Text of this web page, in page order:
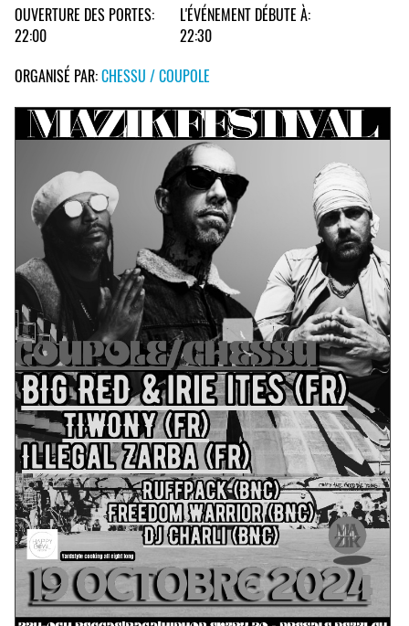
OUVERTURE DES PORTES:
22:00
L'ÉVÉNEMENT DÉBUTE À:
22:30
ORGANISÉ PAR:CHESSU / COUPOLE